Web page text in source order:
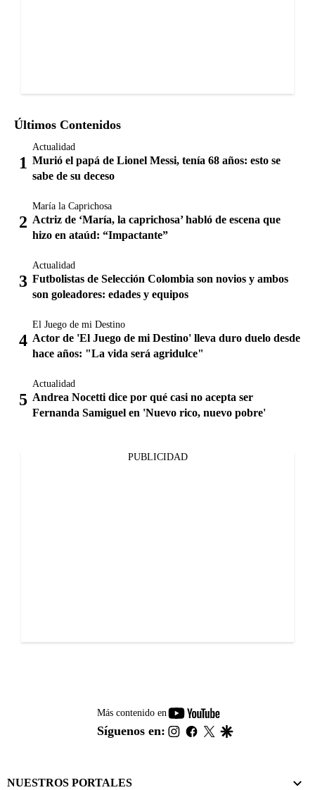
Últimos Contenidos
Actualidad
Murió el papá de Lionel Messi, tenía 68 años: esto se
sabe de su deceso
María la Caprichosa
Actriz de ‘María, la caprichosa’ habló de escena que
hizo en ataúd: “Impactante”
Actualidad
Futbolistas de Selección Colombia son novios y ambos
son goleadores: edades y equipos
El Juego de mi Destino
Actor de 'El Juego de mi Destino' lleva duro duelo desde
hace años: "La vida será agridulce"
Actualidad
Andrea Nocetti dice por qué casi no acepta ser
Fernanda Samiguel en 'Nuevo rico, nuevo pobre'
PUBLICIDAD
Más contenido en
youtube-
footer
Síguenos en: instagram
facebook
twitter
NUESTROS PORTALES